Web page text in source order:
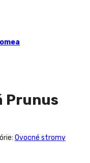
Prunus
Ovocné stromy